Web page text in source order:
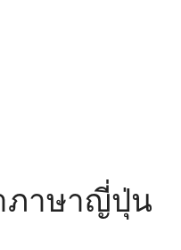
ภาษาญี่ปุ่น